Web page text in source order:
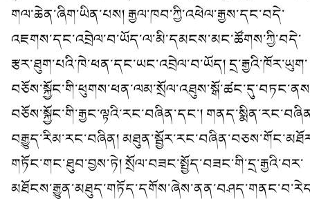
གལ་ཆེན་ཞིག་ཡིན་པས། རྒྱལ་ཁབ་ཀྱི་འཕེལ་རྒྱས་དང་བདེ་
འཇགས་དང་འབྲེལ་བ་ཡོད་ལ་མི་དམངས་མང་ཚོགས་ཀྱི་བདེ་
རྩར་ཐུག་པའི་ཁེ་ཕན་དང་ཡང་འབྲེལ་བ་ཡོད། དྲ་རྒྱའི་ཁོར་ཡུག་
བཅོས་སྐྱོང་གི་རྒྱང་ལྟའི་རང་བཞིན་དང་།
བརྒྱུད་རིམ་རང་བཞིན།
གཏོང་གང་ཐུབ་བྱས་ཏེ། སྲོལ་བཟང་སྤྱོད་བཟང་གི་དྲ་རྒྱའི་བར་